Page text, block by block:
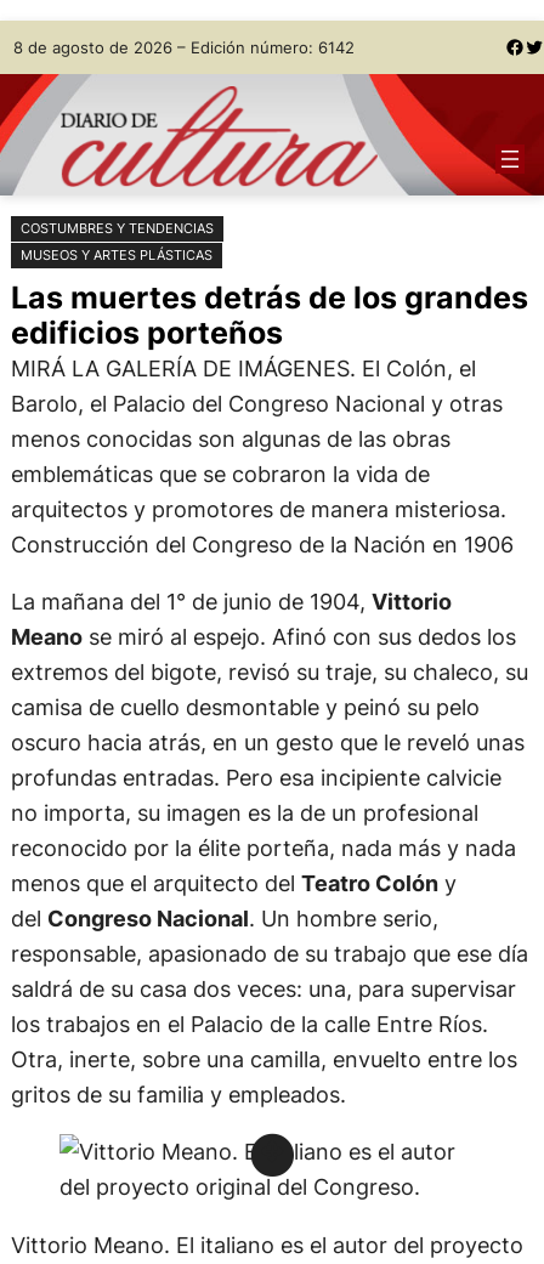
Saltar
al
contenido
Skip
to
content
8 de agosto de 2026 – Edición número: 6142 Facebook Twitter
COSTUMBRES Y TENDENCIAS
MUSEOS Y ARTES PLÁSTICAS
Las muertes detrás de los grandes
edificios porteños
MIRÁ LA GALERÍA DE IMÁGENES. El Colón, el
Barolo, el Palacio del Congreso Nacional y otras
menos conocidas son algunas de las obras
emblemáticas que se cobraron la vida de
arquitectos y promotores de manera misteriosa.
Construcción del Congreso de la Nación en 1906
La mañana del 1° de junio de 1904, Vittorio
Meanose miró al espejo. Afinó con sus dedos los
extremos del bigote, revisó su traje, su chaleco, su
camisa de cuello desmontable y peinó su pelo
oscuro hacia atrás, en un gesto que le reveló unas
profundas entradas. Pero esa incipiente calvicie
no importa, su imagen es la de un profesional
reconocido por la élite porteña, nada más y nada
menos que el arquitecto del Teatro Colóny
del Congreso Nacional. Un hombre serio,
responsable, apasionado de su trabajo que ese día
saldrá de su casa dos veces: una, para supervisar
los trabajos en el Palacio de la calle Entre Ríos.
Otra, inerte, sobre una camilla, envuelto entre los
gritos de su familia y empleados.
Vittorio Meano. El italiano es el autor del proyecto